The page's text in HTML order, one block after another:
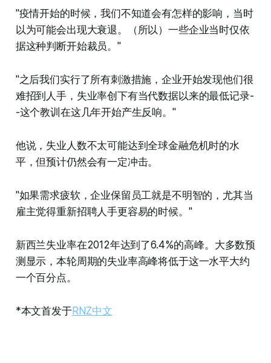
"疫情开始的时候，我们不知道会有怎样的影响，当时
以为可能会出现大衰退。（所以）一些企业当时仅依
据这种判断开始裁员。"
"之后我们实行了所有刺激措施，企业开始发现他们很
难招到人手，失业率创下有当代数据以来的最低记录-
-这个教训在这几年开始产生反响。"
他说，失业人数不太可能达到全球金融危机时的水
平，但预计仍然会有一定冲击。
"如果需求疲软，企业保留员工就是不明智的，尤其当
雇主觉得重新招聘人手更容易的时候。"
新西兰失业率在2012年达到了6.4%的高峰。大多数预
测显示，本轮周期的失业率高峰将低于这一水平大约
一个百分点。
*本文首发于RNZ中文